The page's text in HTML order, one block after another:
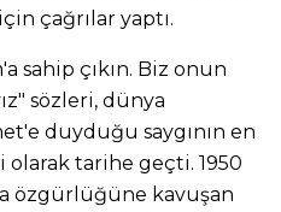
çağrılar yaptı.
sahip çıkın. Biz onun
sözleri, dünya
duyduğu saygının en
tarihe geçti. 1950
özgürlüğüne kavuşan